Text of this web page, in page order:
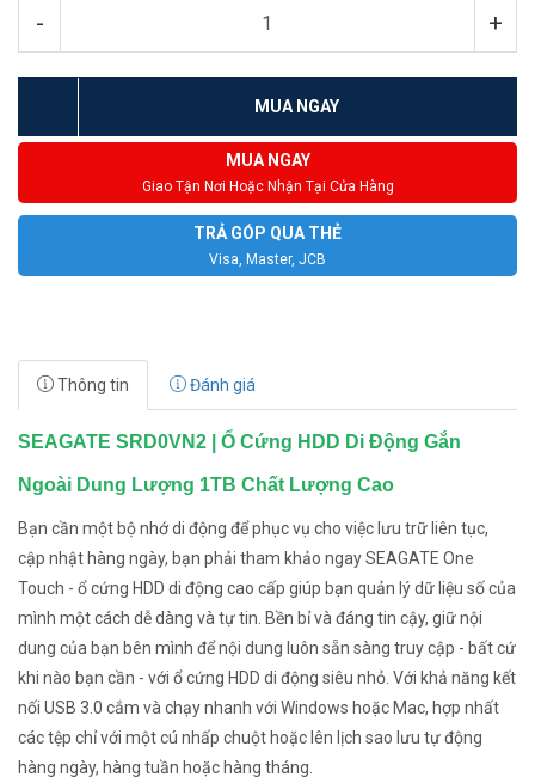
- +
MUA NGAY
MUA NGAY
Giao Tận Nơi Hoặc Nhận Tại Cửa Hàng
TRẢ GÓP QUA THẺ
Visa, Master, JCB
Thông tin Đánh giá
SEAGATE SRD0VN2 | Ổ Cứng HDD Di Động Gắn
Ngoài Dung Lượng 1TB Chất Lượng Cao
Bạn cần một bộ nhớ di động để phục vụ cho việc lưu trữ liên tục,
cập nhật hàng ngày, bạn phải tham khảo ngay SEAGATE One
Touch - ổ cứng HDD di động cao cấp giúp bạn quản lý dữ liệu số của
mình một cách dễ dàng và tự tin. Bền bỉ và đáng tin cậy, giữ nội
dung của bạn bên mình để nội dung luôn sẵn sàng truy cập - bất cứ
khi nào bạn cần - với ổ cứng HDD di động siêu nhỏ. Với khả năng kết
nối USB 3.0 cắm và chạy nhanh với Windows hoặc Mac, hợp nhất
các tệp chỉ với một cú nhấp chuột hoặc lên lịch sao lưu tự động
hàng ngày, hàng tuần hoặc hàng tháng.